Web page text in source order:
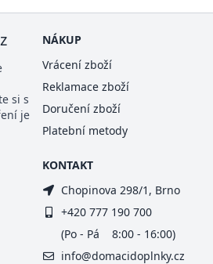
si s
je
NÁKUP
Vrácení zboží
Reklamace zboží
Doručení zboží
Platební metody
KONTAKT
Chopinova 298/1, Brno
+420 777 190 700
(Po - Pá 8:00 - 16:00)
info@domacidoplnky.cz